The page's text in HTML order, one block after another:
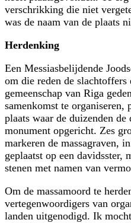
verschrikking die niet
was de naam van de plaats
Herdenking
Een Messiasbelijdende
om die reden de slacht­offers
gemeenschap van Riga
samenkomst te organiseren,
plaats waar de duizenden de
monument opgericht. Zes
markeren de massagraven,
geplaatst op een davidsster,
stenen met namen van
Om de massamoord te
vertegenwoordigers van
landen uitgenodigd. Ik